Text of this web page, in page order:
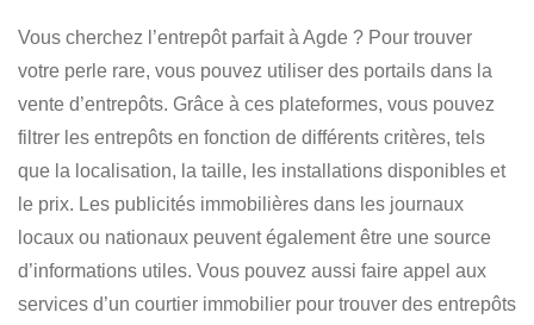
Vous cherchez l’entrepôt parfait à Agde ? Pour trouver
votre perle rare, vous pouvez utiliser des portails dans la
vente d’entrepôts. Grâce à ces plateformes, vous pouvez
filtrer les entrepôts en fonction de différents critères, tels
que la localisation, la taille, les installations disponibles et
le prix. Les publicités immobilières dans les journaux
locaux ou nationaux peuvent également être une source
d’informations utiles. Vous pouvez aussi faire appel aux
services d’un courtier immobilier pour trouver des entrepôts